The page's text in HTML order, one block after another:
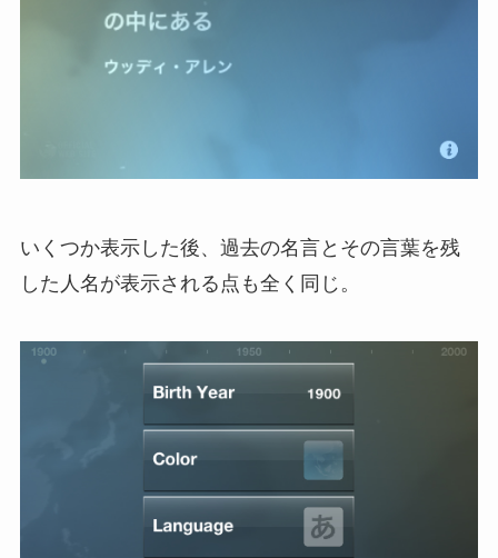
いくつか表示した後、過去の名言とその言葉を残
した人名が表示される点も全く同じ。